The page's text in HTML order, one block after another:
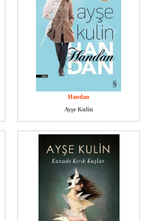
Handan
Ayşe Kulin